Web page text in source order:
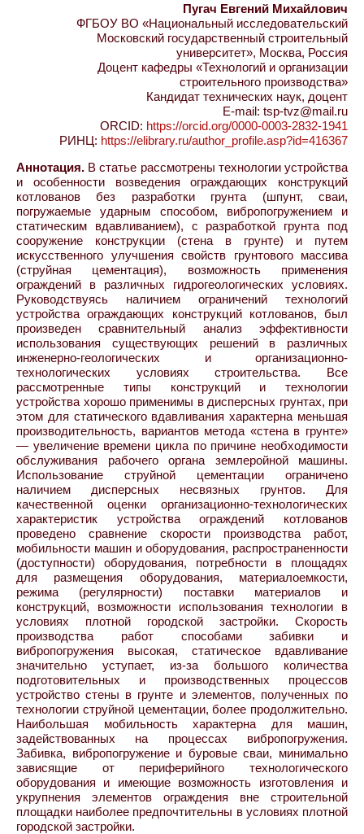
Пугач Евгений Михайлович
ФГБОУ ВО «Национальный исследовательский
Московский государственный строительный
университет», Москва, Россия
Доцент кафедры «Технологий и организации
строительного производства»
Кандидат технических наук, доцент
E-mail: tsp-tvz@mail.ru
ORCID: https://orcid.org/0000-0003-2832-1941
РИНЦ: https://elibrary.ru/author_profile.asp?id=416367
Аннотация. В статье рассмотрены технологии устройства
и особенности возведения ограждающих конструкций
котлованов без разработки грунта (шпунт, сваи,
погружаемые ударным способом, вибропогружением и
статическим вдавливанием), с разработкой грунта под
сооружение конструкции (стена в грунте) и путем
искусственного улучшения свойств грунтового массива
(струйная цементация), возможность применения
ограждений в различных гидрогеологических условиях.
Руководствуясь наличием ограничений технологий
устройства ограждающих конструкций котлованов, был
произведен сравнительный анализ эффективности
использования существующих решений в различных
инженерно-геологических и организационно-
технологических условиях строительства. Все
рассмотренные типы конструкций и технологии
устройства хорошо применимы в дисперсных грунтах, при
этом для статического вдавливания характерна меньшая
производительность, вариантов метода «стена в грунте»
— увеличение времени цикла по причине необходимости
обслуживания рабочего органа землеройной машины.
Использование струйной цементации ограничено
наличием дисперсных несвязных грунтов. Для
качественной оценки организационно-технологических
характеристик устройства ограждений котлованов
проведено сравнение скорости производства работ,
мобильности машин и оборудования, распространенности
(доступности) оборудования, потребности в площадях
для размещения оборудования, материалоемкости,
режима (регулярности) поставки материалов и
конструкций, возможности использования технологии в
условиях плотной городской застройки. Скорость
производства работ способами забивки и
вибропогружения высокая, статическое вдавливание
значительно уступает, из-за большого количества
подготовительных и производственных процессов
устройство стены в грунте и элементов, полученных по
технологии струйной цементации, более продолжительно.
Наибольшая мобильность характерна для машин,
задействованных на процессах вибропогружения.
Забивка, вибропогружение и буровые сваи, минимально
зависящие от периферийного технологического
оборудования и имеющие возможность изготовления и
укрупнения элементов ограждения вне строительной
площадки наиболее предпочтительны в условиях плотной
городской застройки.